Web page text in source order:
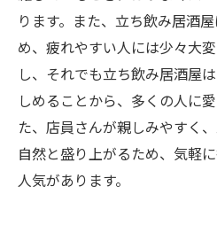
ります。また、立ち飲み居酒
め、疲れやすい人には少々大
し、それでも立ち飲み居酒屋
しめることから、多くの人に
た、店員さんが親しみやすく
自然と盛り上がるため、気軽
人気があります。